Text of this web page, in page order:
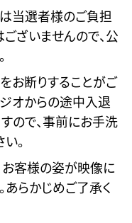
当選者様のご負担
ざいませんので、公
お断りすることがご
オからの途中入退
ので、事前にお手洗
。
お客様の姿が映像に
らかじめご了承く